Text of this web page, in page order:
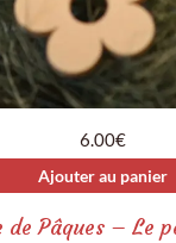
6.00€
Ajouter au panier
de Pâques – Le